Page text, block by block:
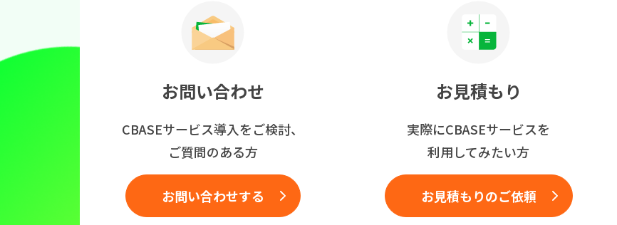
お問い合わせ
CBASEサービス導入をご検討、
ご質問のある方
お問い合わせする
お見積もり
実際にCBASEサービスを
利用してみたい方
お見積もりのご依頼